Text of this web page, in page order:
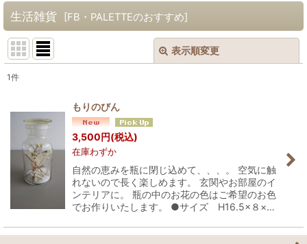
生活雑貨 [FB・PALETTEのおすすめ]
表示順変更
並び順:
絞り込む
1件
もりのびん
3,500円(税込)
在庫わずか
自然の恵みを瓶に閉じ込めて、、、。 空気に触
れないので長く楽しめます。 玄関やお部屋のイ
ンテリアに。 瓶の中のお花の色はご希望のお色
でお作りいたします。 ●サイズ H16.5×８×…